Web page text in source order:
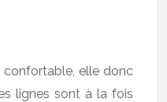
confortable, elle donc
lignes sont à la fois